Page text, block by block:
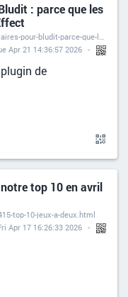
: parce que les
Apr 21 14:36:57 2026
de
top 10 en avril
top-10-jeux-a-deux.html
Apr 17 16:26:33 2026